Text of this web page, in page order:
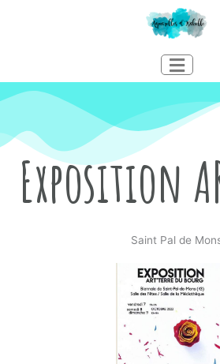
Exposition
Saint Pal de